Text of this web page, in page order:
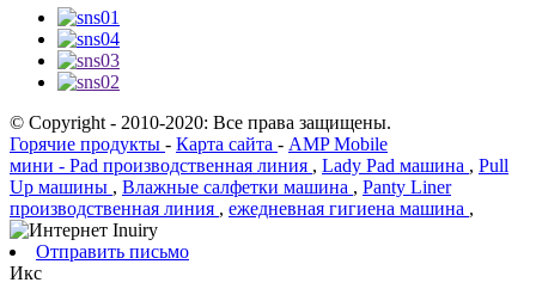
© Copyright - 2010-2020: Все права защищены.
Горячие продукты - Карта сайта - AMP Mobile
мини - Pad производственная линия , Lady Pad машина , Pull
Up машины , Влажные салфетки машина , Panty Liner
производственная линия , ежедневная гигиена машина ,
Отправить письмо
Икс